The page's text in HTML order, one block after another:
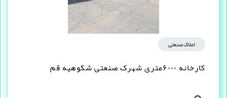
املاک صنعتی
کارخانه ۶۰۰۰متری شهرک صنعتی شکوهیه قم